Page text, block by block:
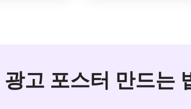
고 포스터 만드는